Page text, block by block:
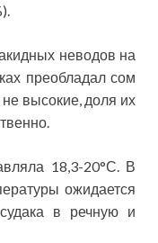
неводов на
преобладал сом
высокие, доля их
18,3-20°С. В
ожидается
в речную и